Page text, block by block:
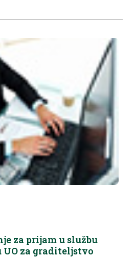
za prijam u službu
UO za graditeljstvo